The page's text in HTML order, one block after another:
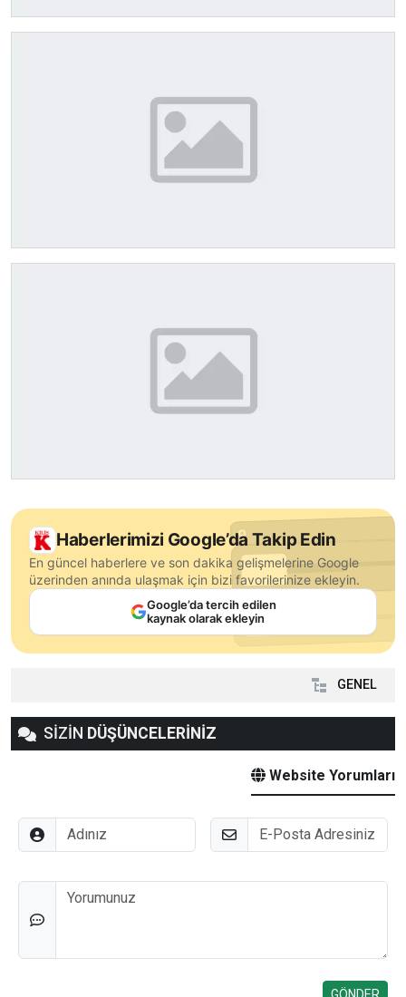
Haberlerimizi Google’da Takip Edin
En güncel haberlere ve son dakika gelişmelerine Google
üzerinden anında ulaşmak için bizi favorilerinize ekleyin.
Google’da tercih edilen
kaynak olarak ekleyin
GENEL
SİZİN DÜŞÜNCELERİNİZ
Website Yorumları
Adınız E-Posta
Düşünceleriniz